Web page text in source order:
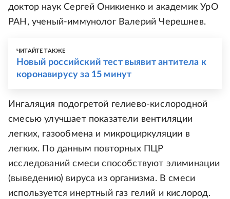
доктор наук Сергей Оникиенко и академик УрО
РАН, ученый-иммунолог Валерий Черешнев.
ЧИТАЙТЕ ТАКЖЕ
Новый российский тест выявит антитела к
коронавирусу за 15 минут
Ингаляция подогретой гелиево-кислородной
смесью улучшает показатели вентиляции
легких, газообмена и микроциркуляции в
легких. По данным повторных ПЦР
исследований смеси способствуют элиминации
(выведению) вируса из организма. В смеси
используется инертный газ гелий и кислород.